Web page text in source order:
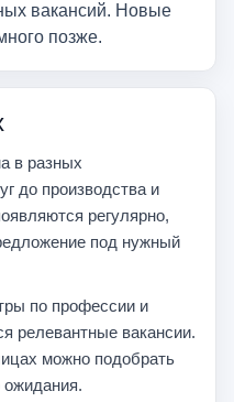
вакансий. Новые
позже.
в разных
до производства и
регулярно,
под нужный
по профессии и
релевантные вакансии.
можно подобрать
ожидания.